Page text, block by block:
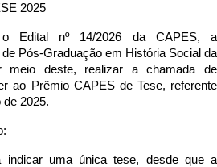
2025
o Edital nº 14/2026 da CAPES, a
Pós-Graduação em História Social da
meio deste, realizar a chamada de
ao Prêmio CAPES de Tese, referente
2025.
indicar uma única tese, desde que a